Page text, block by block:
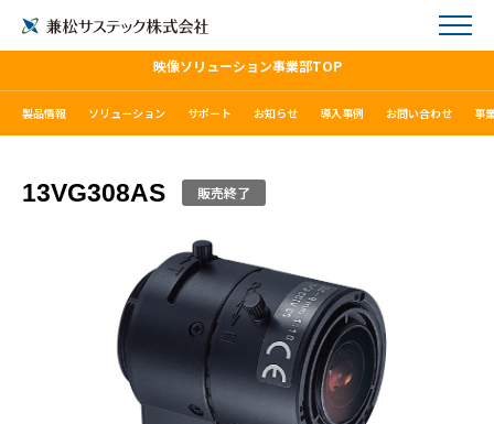
映像ソリューション事業部TOP
製品情報 ソリューション サポート お知らせ 導入事例 お問い合わせ 事
13VG308AS 販売終了